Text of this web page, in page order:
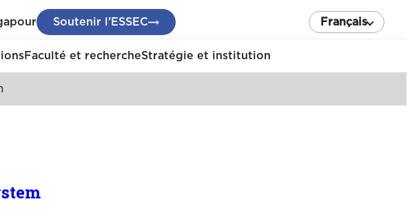
Soutenir l’ESSEC Français
Faculté et rechercheStratégie et institution